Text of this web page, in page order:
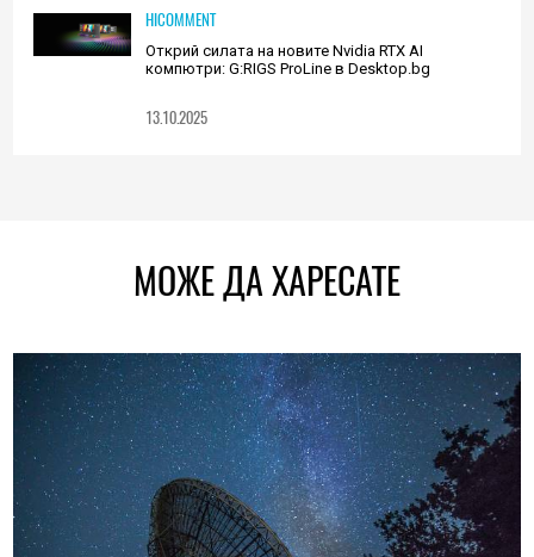
HICOMMENT
Открий силата на новите Nvidia RTX AI
компютри: G:RIGS ProLine в Desktop.bg
13.10.2025
МОЖЕ ДА ХАРЕСАТЕ